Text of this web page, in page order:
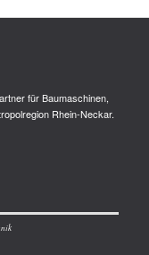
für Baumaschinen,
Rhein-Neckar.